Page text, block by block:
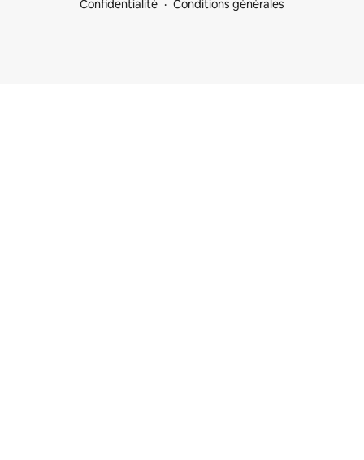
Confidentialité Conditions générales